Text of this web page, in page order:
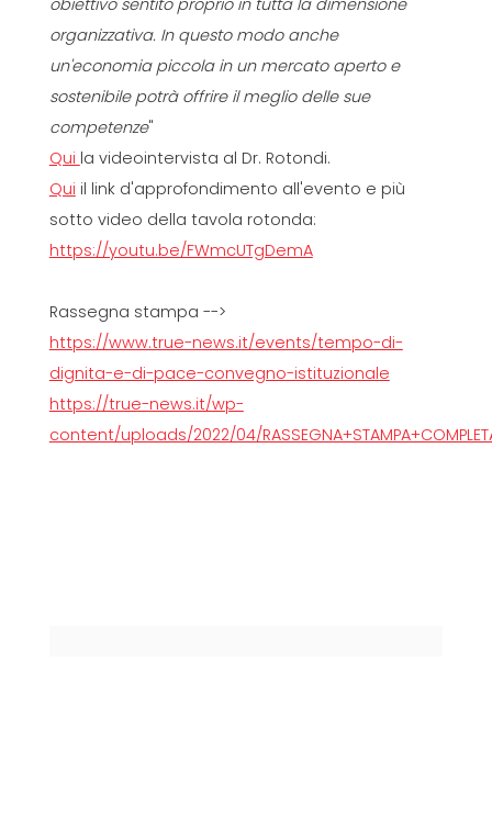
obiettivo sentito proprio in tutta la dimensione
organizzativa. In questo modo anche
un'economia piccola in un mercato aperto e
sostenibile potrà offrire il meglio delle sue
competenze"
Qui la videointervista al Dr. Rotondi.
Qui il link d'approfondimento all'evento e più
sotto video della tavola rotonda:
https://youtu.be/FWmcUTgDemA
Rassegna stampa -->
https://www.true-news.it/events/tempo-di-
dignita-e-di-pace-convegno-istituzionale
https://true-news.it/wp-
content/uploads/2022/04/